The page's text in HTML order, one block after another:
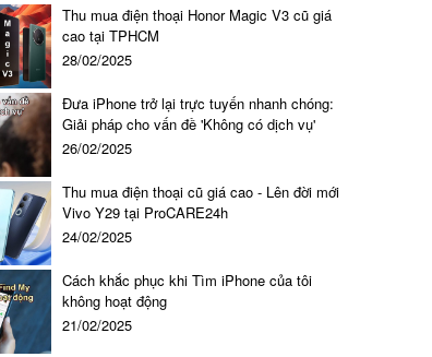
600.000 đ đ
Thu mua điện thoại Honor Magic V3 cũ giá
cao tại TPHCM
28/02/2025
Đưa iPhone trở lại trực tuyến nhanh chóng:
Giải pháp cho vấn đề 'Không có dịch vụ'
26/02/2025
Thu mua điện thoại cũ giá cao - Lên đời mới
Vivo Y29 tại ProCARE24h
24/02/2025
Cách khắc phục khi Tìm iPhone của tôi
không hoạt động
21/02/2025